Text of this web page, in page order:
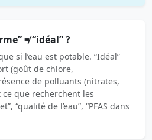
≠ “idéal” ?
si l’eau est potable. “Idéal”
(goût de chlore,
de polluants (nitrates,
ce que recherchent les
“qualité de l’eau”, “PFAS dans